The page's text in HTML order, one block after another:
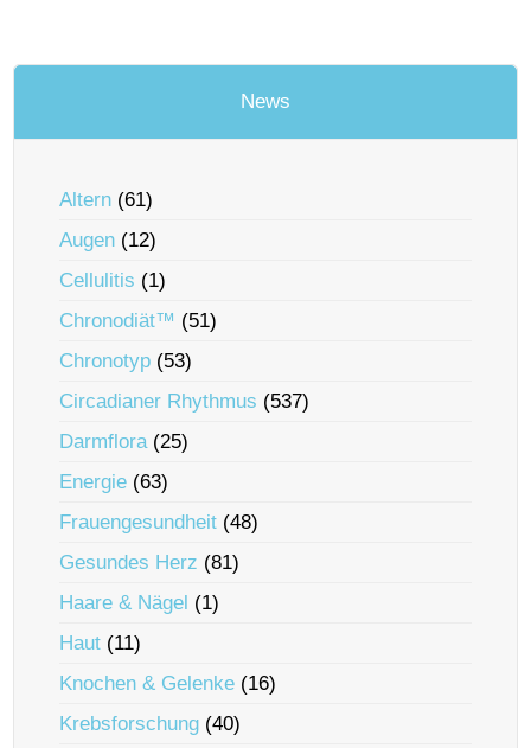
News
Altern (61)
Augen (12)
Cellulitis (1)
Chronodiät™ (51)
Chronotyp (53)
Circadianer Rhythmus (537)
Darmflora(25)
Energie (63)
Frauengesundheit (48)
Gesundes Herz (81)
Haare & Nägel (1)
Haut (11)
Knochen & Gelenke (16)
Krebsforschung (40)